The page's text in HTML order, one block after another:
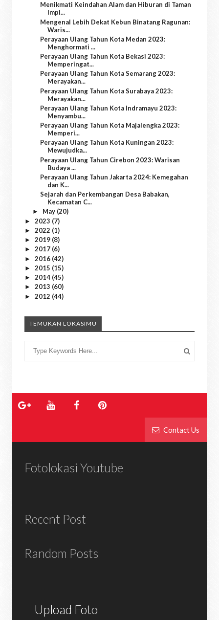
Menikmati Keindahan Alam dan Hiburan di Taman
Impi...
Mengenal Lebih Dekat Kebun Binatang Ragunan:
Waris...
Perayaan Ulang Tahun Kota Medan 2023:
Menghormati ...
Perayaan Ulang Tahun Kota Bekasi 2023:
Memperingat...
Perayaan Ulang Tahun Kota Semarang 2023:
Merayakan...
Perayaan Ulang Tahun Kota Surabaya 2023:
Merayakan...
Perayaan Ulang Tahun Kota Indramayu 2023:
Menyambu...
Perayaan Ulang Tahun Kota Majalengka 2023:
Memperi...
Perayaan Ulang Tahun Kota Kuningan 2023:
Mewujudka...
Perayaan Ulang Tahun Cirebon 2023: Warisan
Budaya ...
Perayaan Ulang Tahun Jakarta 2024: Kemegahan
dan K...
Sejarah dan Perkembangan Desa Babakan,
Kecamatan C...
► May (20)
► 2023 (7)
► 2022 (1)
► 2019 (8)
► 2017 (6)
► 2016 (42)
► 2015 (15)
► 2014 (45)
► 2013 (60)
► 2012 (44)
TEMUKAN LOKASIMU
Contact Us
Fotolokasi Youtube
Recent Post
Random Posts
Upload Foto